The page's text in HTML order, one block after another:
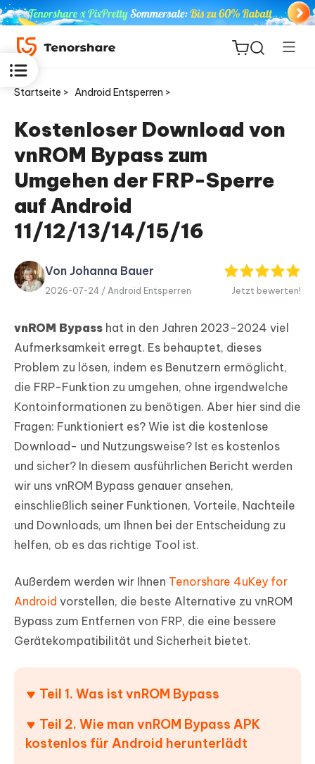
ReiBoot
for iOS
PDNob
PDF
Editor
Neu
iAnyGo
Startseite > Android Entsperren >
Kostenloser Download von
vnROM Bypass zum
Umgehen der FRP-Sperre
auf Android
11/12/13/14/15/16
Von Johanna Bauer
2026-07-24 / Android Entsperren Jetzt bewerten!
vnROM Bypass hat in den Jahren 2023-2024 viel
Aufmerksamkeit erregt. Es behauptet, dieses
Problem zu lösen, indem es Benutzern ermöglicht,
die FRP-Funktion zu umgehen, ohne irgendwelche
Kontoinformationen zu benötigen. Aber hier sind die
Fragen: Funktioniert es? Wie ist die kostenlose
Download- und Nutzungsweise? Ist es kostenlos
und sicher? In diesem ausführlichen Bericht werden
wir uns vnROM Bypass genauer ansehen,
einschließlich seiner Funktionen, Vorteile, Nachteile
und Downloads, um Ihnen bei der Entscheidung zu
helfen, ob es das richtige Tool ist.
Außerdem werden wir Ihnen Tenorshare 4uKey for
Android vorstellen, die beste Alternative zu vnROM
Bypass zum Entfernen von FRP, die eine bessere
Gerätekompatibilität und Sicherheit bietet.
Teil 1. Was ist vnROM Bypass
Teil 2. Wie man vnROM Bypass APK
kostenlos für Android herunterlädt